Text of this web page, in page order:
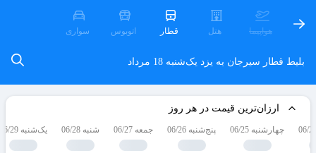
هواپیما هتل قطار اتوبوس سواری
بلیط قطار سیرجان به یزد یک‌شنبه 18 مرداد
ارزان‌ترین قیمت در هر روز
چهارشنبه 06/25 پنج‌شنبه 06/26 جمعه 06/27 شنبه 06/28 یک‌شنبه 06/29